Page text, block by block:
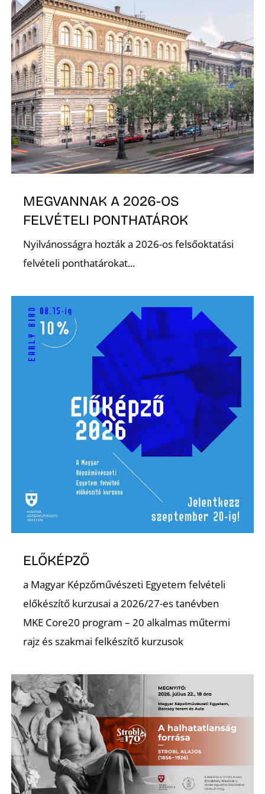
MEGVANNAK A 2026-OS
FELVÉTELI PONTHATÁROK
Nyilvánosságra hozták a 2026-os felsőoktatási
felvételi ponthatárokat...
ELŐKÉPZŐ
a Magyar Képzőművészeti Egyetem felvételi
előkészítő kurzusai a 2026/27-es tanévben
MKE Core20 program – 20 alkalmas műtermi
rajz és szakmai felkészítő kurzusok